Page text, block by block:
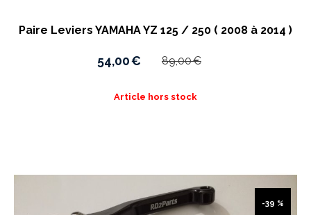
Paire Leviers YAMAHA YZ 125 / 250 ( 2008 à 2014 )
54,00€ 89,00€
Article hors stock
-39 %